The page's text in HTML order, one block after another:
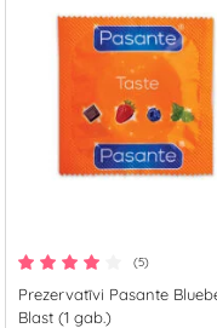
(5)
Prezervatīvi Pasante
Blast (1 gab.)